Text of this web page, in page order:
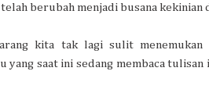
berubah menjadi busana kekinian
kita tak lagi sulit menemukan
yang saat ini sedang membaca